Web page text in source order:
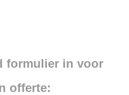
formulier in voor
offerte: